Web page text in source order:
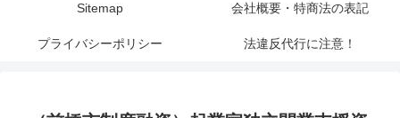
Sitemap 会社概要・特商法の表記
プライバシーポリシー 法違反代行に注意！